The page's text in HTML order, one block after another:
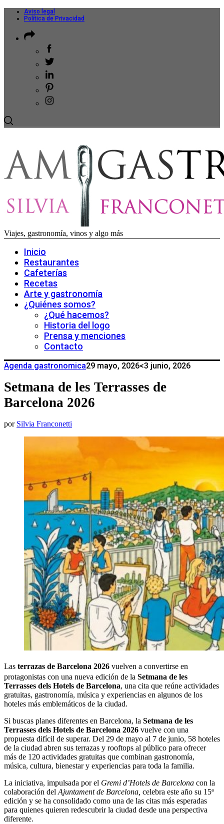
Aviso legal
Política de Privacidad
Viajes, gastronomía, vinos y algo más
Inicio
Restaurantes
Cafeterías
Recetas
Arte y gastronomía
¿Quiénes somos?
¿Qué hacemos?
Historia del logo
Prensa y menciones
Contacto
Agenda gastronomica29 mayo, 2026<3 junio, 2026
Setmana de les Terrasses de
Barcelona 2026
por Silvia Franconetti
Las terrazas de Barcelona 2026 vuelven a convertirse en
protagonistas con una nueva edición de la Setmana de les
Terrasses dels Hotels de Barcelona, una cita que reúne actividades
gratuitas, gastronomía, música y experiencias en algunos de los
hoteles más emblemáticos de la ciudad.
Si buscas planes diferentes en Barcelona, la Setmana de les
Terrasses dels Hotels de Barcelona 2026 vuelve con una
propuesta difícil de superar. Del 29 de mayo al 7 de junio, 58 hoteles
de la ciudad abren sus terrazas y rooftops al público para ofrecer
más de 120 actividades gratuitas que combinan gastronomía,
música, cultura, bienestar y experiencias para toda la familia.
La iniciativa, impulsada por el Gremi d’Hotels de Barcelona con la
colaboración delAjuntament de Barcelona, celebra este año su 15ª
edición y se ha consolidado como una de las citas más esperadas
para quienes quieren redescubrir la ciudad desde una perspectiva
diferente.